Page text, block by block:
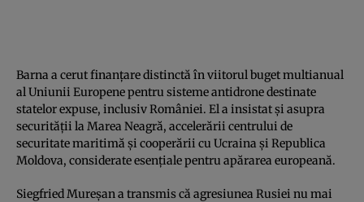
Barna a cerut finanțare distinctă în viitorul buget multianual
al Uniunii Europene pentru sisteme antidrone destinate
statelor expuse, inclusiv României. El a insistat și asupra
securității la Marea Neagră, accelerării centrului de
securitate maritimă și cooperării cu Ucraina și Republica
Moldova, considerate esențiale pentru apărarea europeană.
Siegfried Mureșan a transmis că agresiunea Rusiei nu mai